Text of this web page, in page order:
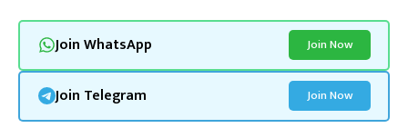
Join WhatsApp Join Now
Join Telegram Join Now